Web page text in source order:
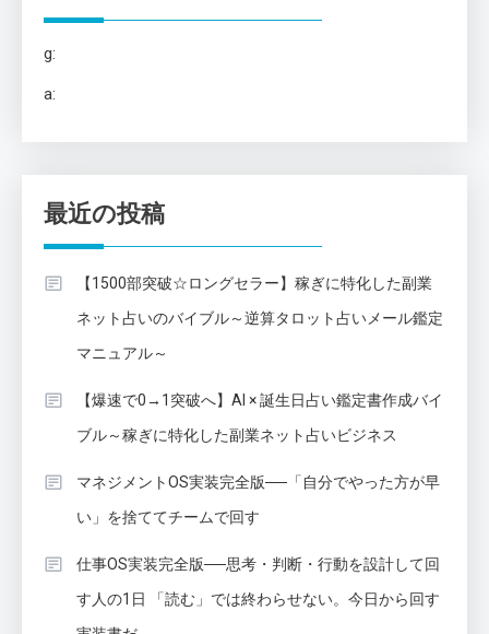
g:
a:
最近の投稿
【1500部突破☆ロングセラー】稼ぎに特化した副業
ネット占いのバイブル～逆算タロット占いメール鑑定
マニュアル～
【爆速で0→1突破へ】AI × 誕生日占い鑑定書作成バイ
ブル～稼ぎに特化した副業ネット占いビジネス
マネジメントOS実装完全版──「自分でやった方が早
い」を捨ててチームで回す
仕事OS実装完全版──思考・判断・行動を設計して回
す人の1日 「読む」では終わらせない。今日から回す